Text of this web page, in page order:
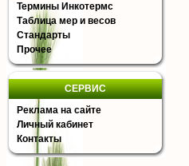
Термины Инкотермс
Таблица мер и весов
Стандарты
Прочее
СЕРВИС
Реклама на сайте
Личный кабинет
Контакты